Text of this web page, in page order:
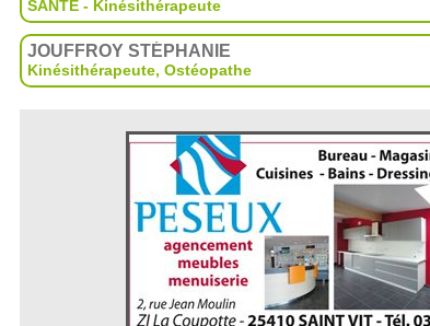
SANTE - Kinésithérapeute
JOUFFROY STÉPHANIE
Kinésithérapeute, Ostéopathe